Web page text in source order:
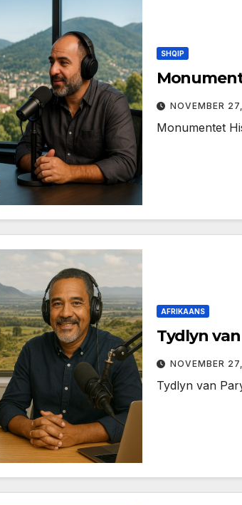
SHQIP
NOVEMBER
Monumentet
AFRIKAANS
Tydlyn
NOVEMBER
Tydlyn van